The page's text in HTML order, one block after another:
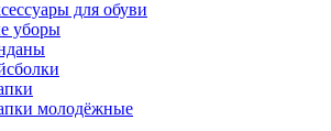
для обуви
уборы
молодёжные